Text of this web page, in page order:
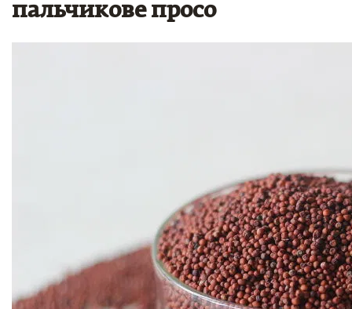
пальчикове просо